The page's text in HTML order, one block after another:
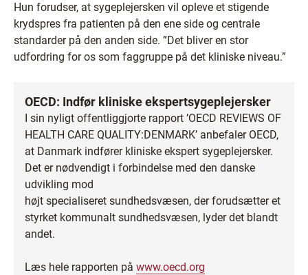
Hun forudser, at sygeplejersken vil opleve et stigende
krydspres fra patienten på den ene side og centrale
standarder på den anden side. ”Det bliver en stor
udfordring for os som faggruppe på det kliniske niveau.”
OECD: Indfør kliniske ekspertsygeplejersker
I sin nyligt offentliggjorte rapport ’OECD REVIEWS OF
HEALTH CARE QUALITY:DENMARK’ anbefaler OECD,
at Danmark indfører kliniske ekspert sygeplejersker.
Det er nødvendigt i forbindelse med den danske
udvikling mod
højt specialiseret sundhedsvæsen, der forudsætter et
styrket kommunalt sundhedsvæsen, lyder det blandt
andet.
Læs hele rapporten på www.oecd.org